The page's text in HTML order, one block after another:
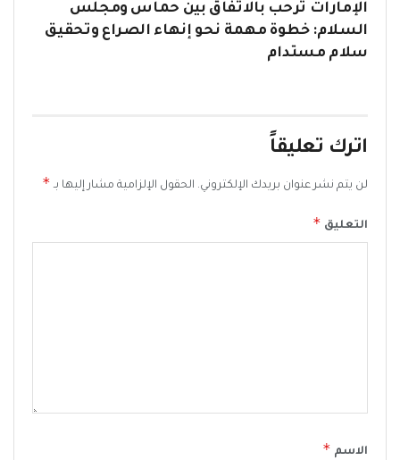
الإمارات ترحب بالاتفاق بين حماس ومجلس
السلام: خطوة مهمة نحو إنهاء الصراع وتحقيق
سلام مستدام
اترك تعليقاً
لن يتم نشر عنوان بريدك الإلكتروني. الحقول الإلزامية مشار إليها بـ *
التعليق *
الاسم *